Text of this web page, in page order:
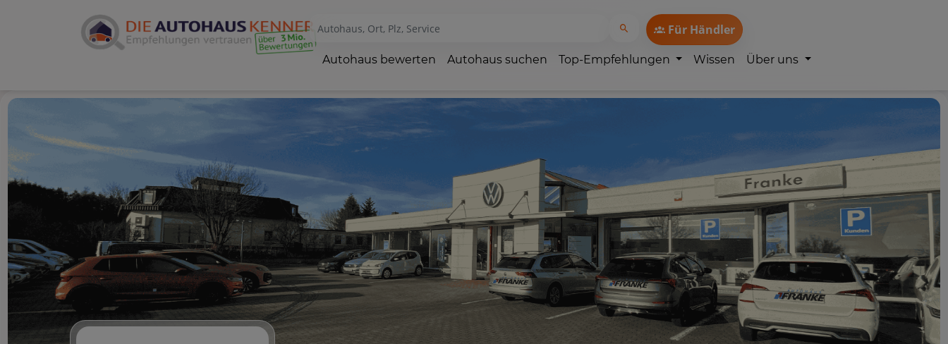
Für Händler
Autohaus bewerten Autohaus suchen Top-Empfehlungen Wissen Über uns